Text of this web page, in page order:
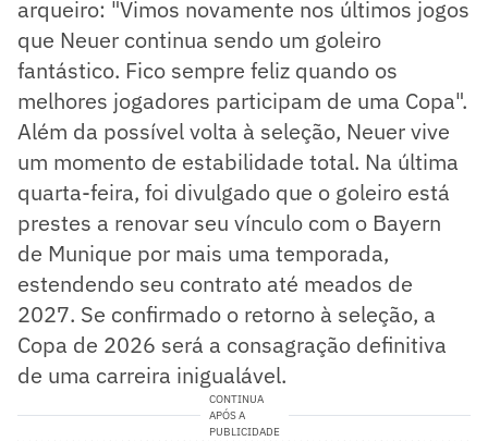
arqueiro: "Vimos novamente nos últimos jogos
que Neuer continua sendo um goleiro
fantástico. Fico sempre feliz quando os
melhores jogadores participam de uma Copa".
Além da possível volta à seleção, Neuer vive
um momento de estabilidade total. Na última
quarta-feira, foi divulgado que o goleiro está
prestes a renovar seu vínculo com o Bayern
de Munique por mais uma temporada,
estendendo seu contrato até meados de
2027. Se confirmado o retorno à seleção, a
Copa de 2026 será a consagração definitiva
de uma carreira inigualável.
CONTINUA
APÓS A
PUBLICIDADE